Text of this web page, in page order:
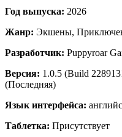
Год выпуска: 2026
Жанр: Экшены,
Разработчик: Puppyroar
Версия: 1.0.5 (Build
(Последняя)
Язык интерфейса:
Таблетка: Присутствует